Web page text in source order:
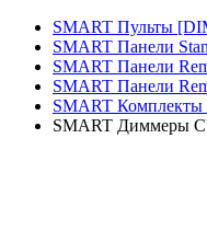
SMART Пульты
SMART Панели
SMART Панели
SMART Панели
SMART Комплекты
SMART Диммеры